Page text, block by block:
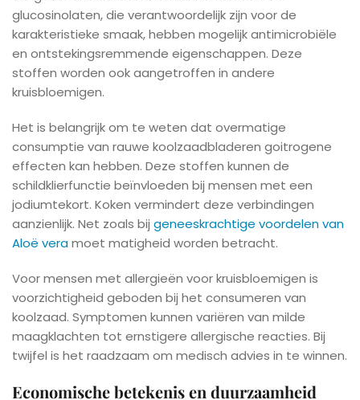
glucosinolaten, die verantwoordelijk zijn voor de
karakteristieke smaak, hebben mogelijk antimicrobiële
en ontstekingsremmende eigenschappen. Deze
stoffen worden ook aangetroffen in andere
kruisbloemigen.
Het is belangrijk om te weten dat overmatige
consumptie van rauwe koolzaadbladeren goitrogene
effecten kan hebben. Deze stoffen kunnen de
schildklierfunctie beïnvloeden bij mensen met een
jodiumtekort. Koken vermindert deze verbindingen
aanzienlijk. Net zoals bij geneeskrachtige voordelen van
Aloë veramoet matigheid worden betracht.
Voor mensen met allergieën voor kruisbloemigen is
voorzichtigheid geboden bij het consumeren van
koolzaad. Symptomen kunnen variëren van milde
maagklachten tot ernstigere allergische reacties. Bij
twijfel is het raadzaam om medisch advies in te winnen.
Economische betekenis en duurzaamheid